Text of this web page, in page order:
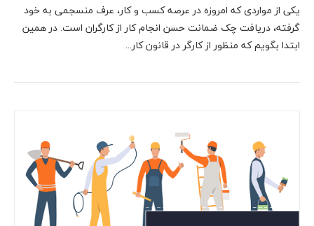
یکی از مواردی که امروزه در عرصه کسب و کار، عرف منسجمی به خود
گرفته، دریافت چک ضمانت حسن انجام کار از کارگران است. در همین
ابتدا بگویم که منظور از کارگر در قانون کار...